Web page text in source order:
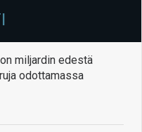
miljardin edestä
odottamassa